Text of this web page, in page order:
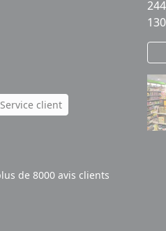
Service client
de 8000 avis clients